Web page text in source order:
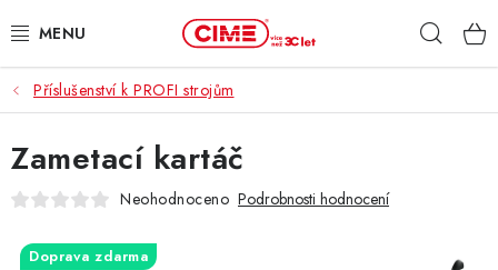
na
ZAHRADA, LES
DÍLNA, STAVBA
MILWAUKEE
Příslušenství k PROFI strojům
Zametací kartáč
Neohodnoceno Podrobnosti hodnocení
Doprava zdarma